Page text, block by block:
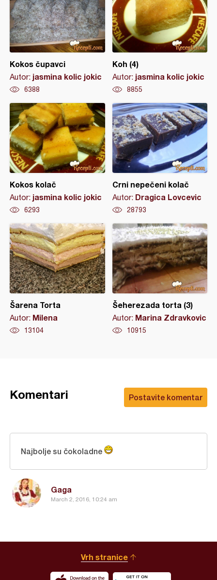
Kokos čupavci
Autor: jasmina kolic jokic
6388
Koh (4)
Autor: jasmina kolic jokic
8855
Kokos kolač
Autor: jasmina kolic jokic
6293
Crni nepečeni kolač
Autor: Dragica Lovcevic
28793
Šarena Torta
Autor: Milena
13104
Šeherezada torta (3)
Autor: Marina Zdravkovic
10915
Postavite komentar
Komentari
Gaga
March 2, 2016, 10:24 am
Najbolje su čokoladne
Vrh stranice